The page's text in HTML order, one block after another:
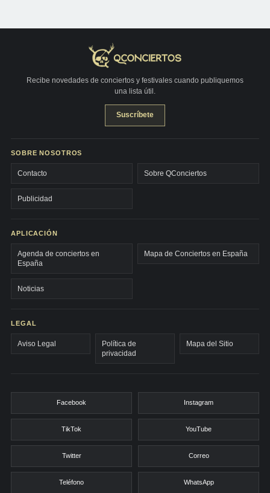
Recibe novedades de conciertos y festivales cuando publiquemos
una lista útil.
Suscríbete
SOBRE NOSOTROS
Contacto Sobre QConciertos
Publicidad
APLICACIÓN
Agenda de conciertos en
España
Mapa de Conciertos en España
Noticias
LEGAL
Aviso Legal
Política de
privacidad
Mapa del Sitio
Facebook Instagram
TikTok YouTube
Twitter Correo
Teléfono WhatsApp